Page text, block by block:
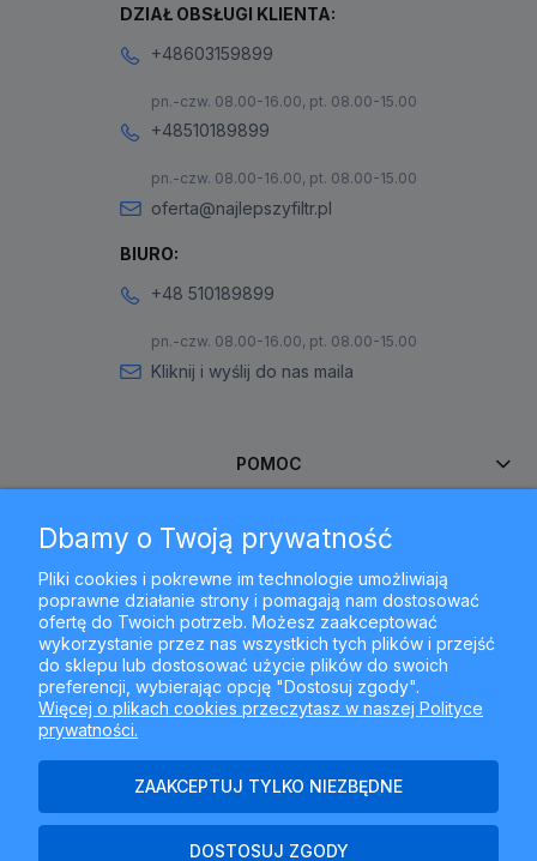
DZIAŁ OBSŁUGI KLIENTA:
+48603159899
pn.-czw. 08.00-16.00, pt. 08.00-15.00
+48510189899
pn.-czw. 08.00-16.00, pt. 08.00-15.00
oferta@najlepszyfiltr.pl
BIURO:
+48 510189899
pn.-czw. 08.00-16.00, pt. 08.00-15.00
Kliknij i wyślij do nas maila
POMOC
MOJE KONTO
PŁATNOŚCI I DOSTAWA
INFORMACJE
Dbamy o Twoją prywatność
Pliki cookies i pokrewne im technologie umożliwiają
poprawne działanie strony i pomagają nam dostosować
ofertę do Twoich potrzeb. Możesz zaakceptować
wykorzystanie przez nas wszystkich tych plików i przejść
do sklepu lub dostosować użycie plików do swoich
preferencji, wybierając opcję "Dostosuj zgody".
Więcej o plikach cookies przeczytasz w naszej Polityce
prywatności.
ZAAKCEPTUJ TYLKO NIEZBĘDNE
DOSTOSUJ ZGODY